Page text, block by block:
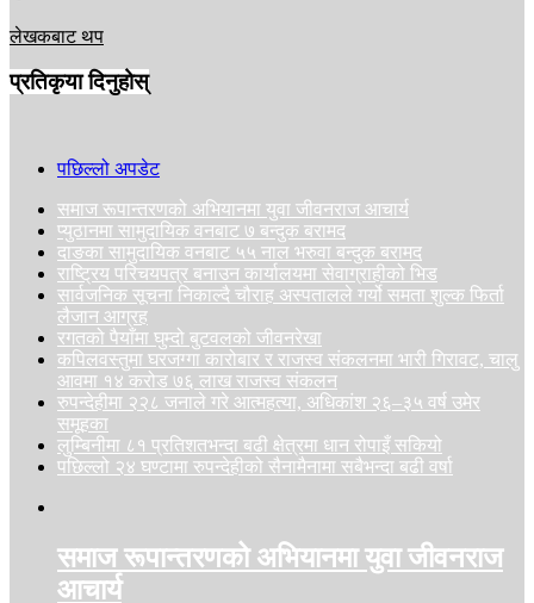
लेखकबाट थप
प्रतिकृया दिनुहोस्
पछिल्लो अपडेट
समाज रूपान्तरणको अभियानमा युवा जीवनराज आचार्य
प्युठानमा सामुदायिक वनबाट ७ बन्दुक बरामद
दाङका सामुदायिक वनबाट ५५ नाल भरुवा बन्दुक बरामद
राष्ट्रिय परिचयपत्र बनाउन कार्यालयमा सेवाग्राहीको भिड
सार्वजनिक सूचना निकाल्दै चौराह अस्पतालले गर्यो समता शुल्क फिर्ता
लैजान आग्रह
रगतको पैयाँमा घुम्दो बुटवलको जीवनरेखा
कपिलवस्तुमा घरजग्गा कारोबार र राजस्व संकलनमा भारी गिरावट, चालु
आवमा १४ करोड ७६ लाख राजस्व संकलन
रुपन्देहीमा २२८ जनाले गरे आत्महत्या, अधिकांश २६–३५ वर्ष उमेर
समूहका
लुम्बिनीमा ८१ प्रतिशतभन्दा बढी क्षेत्रमा धान रोपाइँ सकियो
पछिल्लो २४ घण्टामा रुपन्देहीको सैनामैनामा सबैभन्दा बढी वर्षा
समाज रूपान्तरणको अभियानमा युवा जीवनराज
आचार्य